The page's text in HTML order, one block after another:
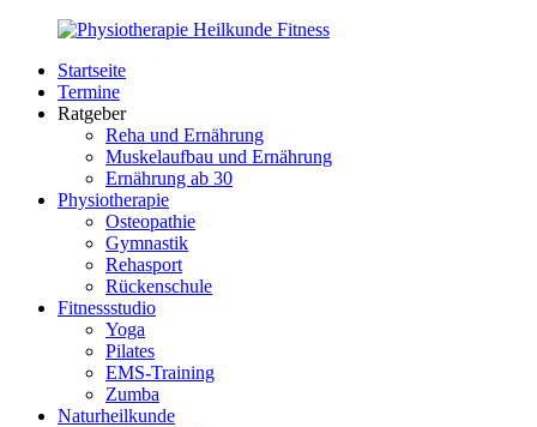
Zurück
Inhalt
PhysioMed-
Fit.de
Gesundheit
Startseite
Termine
Ratgeber
Reha und Ernährung
Muskelaufbau und Ernährung
Ernährung ab 30
Physiotherapie
Osteopathie
Gymnastik
Rehasport
Rückenschule
Fitnessstudio
Yoga
Pilates
EMS-Training
Zumba
Naturheilkunde